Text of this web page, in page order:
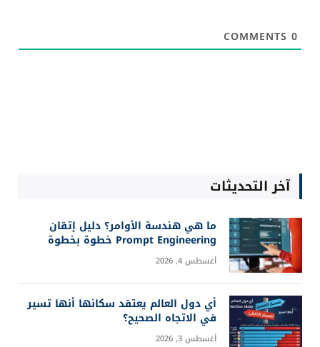
0
آخر التحديثات
ما هي هندسة الأوامر؟ دليل إتقان
Prompt Engineering خطوة بخطوة
أغسطس 4, 2026
أي دول العالم يعتقد سكانها أنها تسير
في الاتجاه الصحيح؟
أغسطس 3, 2026